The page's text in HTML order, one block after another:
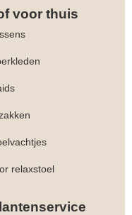
voor thuis
relaxstoel